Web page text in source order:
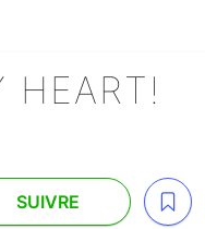
HEART!
SUIVRE